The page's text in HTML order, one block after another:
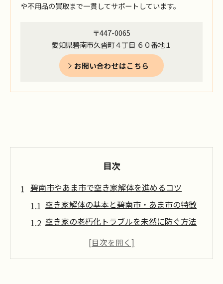
や不用品の買取まで一貫してサポートしています。
〒447-0065
愛知県碧南市久沓町４丁目 ６０番地１
お問い合わせはこちら
目次
碧南市やあま市で空き家解体を進めるコツ
空き家解体の基本と碧南市・あま市の特徴
空き家の老朽化トラブルを未然に防ぐ方法
空き家の解体業者選びで失敗しないために